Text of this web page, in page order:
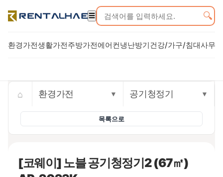
☰ 🔍
환경가전생활가전주방가전에어컨냉난방기건강/가구/침대사무
Trusted rental commerce storefront
⌂ 환경가전 ▼ 공기청정기 ▼
목록으로
[코웨이] 노블 공기청정기2 (67㎡)